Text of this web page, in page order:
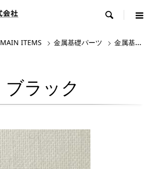

MAIN ITEMS 金属基礎パーツ 金属基礎パーツ2
ブラック